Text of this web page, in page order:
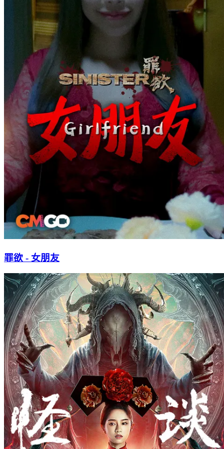
罪欲 - 女朋友